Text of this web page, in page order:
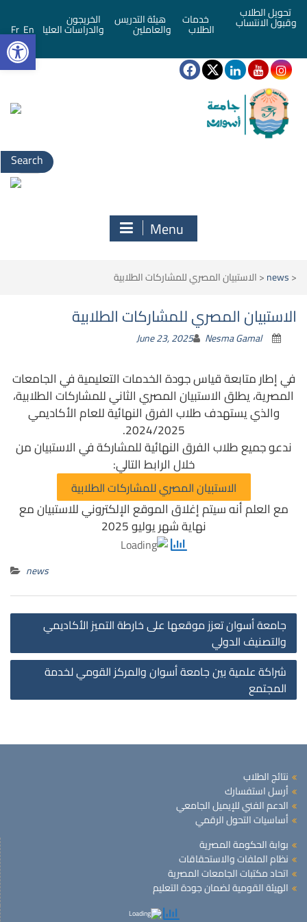
تحويل الطلاب
وقبول الانتساب خدمات
الطلاب
هيئة التدريس
والعاملين
الخريجون
والدراسات العليا En
Fr
Search
for:
Menu
<
news
<الاستبيان المصري للمشاركات الطلابية
الاستبيان المصري للمشاركات الطلابية
June 23, 2025 Nesma Gamal
في إطار متابعة قياس جودة الخدمات التعليمية في الجامعات
المصرية، يطلق الاستبيان المصري الثاني للمشاركات الطلابية،
والذي يستهدف طلاب الفرق النهائية للعام الأكاديمي
2024/2025.
ندعو جميع طلاب الفرق النهائية للمشاركة في الاستبيان من
خلال الرابط التالي:
الاستبيان المصري للمشاركات الطلابية
مع العلم أنه سيتم إغلاق الموقع الإلكتروني للاستبيان مع
نهاية شهر يوليو 2025
news
جامعة أسوان تعزز موقعها على خارطة التميز الأكاديمي
والتصنيف الدولي
شراكة علمية بين جامعة أسوان والمركز القومي لخدمة
المجتمع
نتائج الطلاب
أرسل استفسارك
الدعم الفني للإيميل الجامعي
أساسيات التحول الرقمي
بوابة الحكومة المصرية
نظام الملفات والاستحقاقات
اتحاد مكتبات الجامعات المصرية
الهيئة القومية لضمان جودة التعليم